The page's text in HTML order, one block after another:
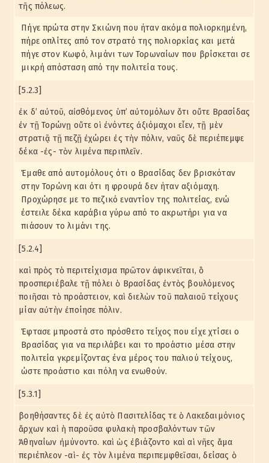
τῆς πόλεως.
Πήγε πρώτα στην Σκιώνη που ήταν ακόμα πολιορκημένη,
πήρε οπλίτες από τον στρατό της πολιορκίας και μετά
πήγε στον Κωφό, λιμάνι των Τορωναίων που βρίσκεται σε
μικρή απόσταση από την πολιτεία τους.
[5.2.3]
ἐκ δ’ αὐτοῦ, αἰσθόμενος ὑπ’ αὐτομόλων ὅτι οὔτε Βρασίδας
ἐν τῇ Τορώνῃ οὔτε οἱ ἐνόντες ἀξιόμαχοι εἶεν, τῇ μὲν
στρατιᾷ τῇ πεζῇ ἐχώρει ἐς τὴν πόλιν, ναῦς δὲ περιέπεμψε
δέκα -ἐς- τὸν λιμένα περιπλεῖν.
Έμαθε από αυτομόλους ότι ο Βρασίδας δεν βρισκόταν
στην Τορώνη και ότι η φρουρά δεν ήταν αξιόμαχη.
Προχώρησε με το πεζικό εναντίον της πολιτείας, ενώ
έστειλε δέκα καράβια γύρω από το ακρωτήρι για να
πιάσουν το λιμάνι της.
[5.2.4]
καὶ πρὸς τὸ περιτείχισμα πρῶτον ἀφικνεῖται, ὃ
προσπεριέβαλε τῇ πόλει ὁ Βρασίδας ἐντὸς βουλόμενος
ποιῆσαι τὸ προάστειον, καὶ διελὼν τοῦ παλαιοῦ τείχους
μίαν αὐτὴν ἐποίησε πόλιν.
Έφτασε μπροστά στο πρόσθετο τείχος που είχε χτίσει ο
Βρασίδας για να περιλάβει και το προάστιο μέσα στην
πολιτεία γκρεμίζοντας ένα μέρος του παλιού τείχους,
ώστε προάστιο και πόλη να ενωθούν.
[5.3.1]
βοηθήσαντες δὲ ἐς αὐτὸ Πασιτελίδας τε ὁ Λακεδαιμόνιος
ἄρχων καὶ ἡ παροῦσα φυλακὴ προσβαλόντων τῶν
Ἀθηναίων ἠμύνοντο. καὶ ὡς ἐβιάζοντο καὶ αἱ νῆες ἅμα
περιέπλεον -αἱ- ἐς τὸν λιμένα περιπεμφθεῖσαι, δείσας ὁ